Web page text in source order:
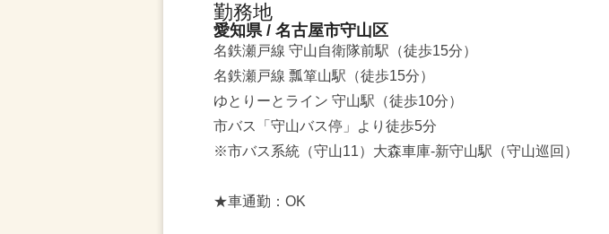
勤務地
愛知県 / 名古屋市守山区
名鉄瀬戸線 守山自衛隊前駅（徒歩15分）
名鉄瀬戸線 瓢箪山駅（徒歩15分）
ゆとりーとライン 守山駅（徒歩10分）
市バス「守山バス停」より徒歩5分
※市バス系統（守山11）大森車庫-新守山駅（守山巡回）
★車通勤：OK